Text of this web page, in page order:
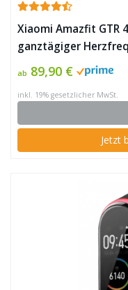
Xiaomi Amazfit GTR
ganztägiger
GPS und extrem
Alloy) ✪
ab 89,90 €
inkl. 19% gesetzlicher MwSt.
Jetzt